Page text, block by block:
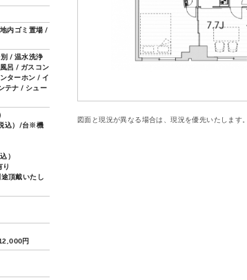
図面と現況が異なる場合は、現況を優先いたします。
内ゴミ置場 /
/ 温水洗浄
呂 / ガスコン
ターホン / イ
テナ / シュー
込）/台※機
）
り
頂戴いたし
円